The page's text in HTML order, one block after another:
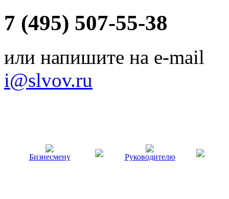
7 (495) 507-55-38
или напишите на e-mail
i@slvov.ru
Бизнесмену Руководителю